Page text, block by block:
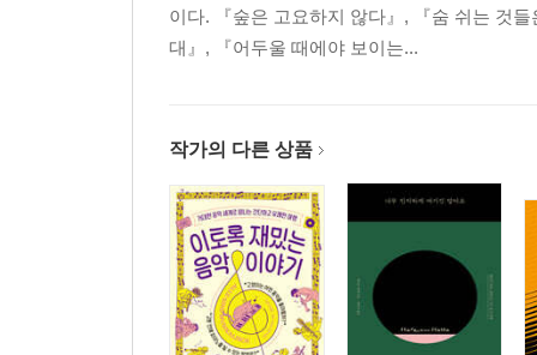
이다. 『숲은 고요하지 않다』, 『숨 쉬는 것
대』, 『어두울 때에야 보이는...
작가의 다른 상품